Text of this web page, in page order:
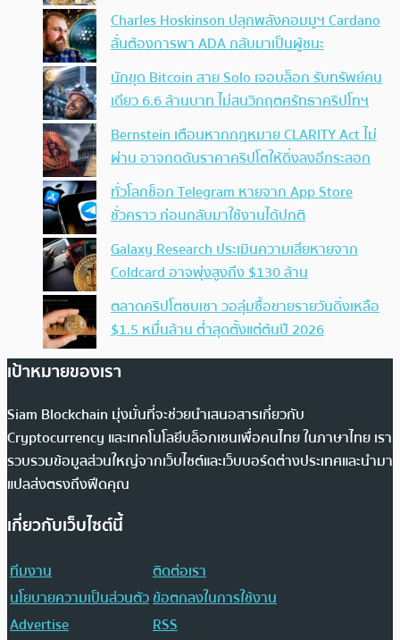
Charles Hoskinson ปลุกพลังคอมมูฯ Cardano
ลั่นต้องการพา ADA กลับมาเป็นผู้ชนะ
นักขุด Bitcoin สาย Solo เจอบล็อก รับทรัพย์คน
เดียว 6.6 ล้านบาท ไม่สนวิกฤตศรัทธาคริปโทฯ
Bernstein เตือนหากกฎหมาย CLARITY Act ไม่
ผ่าน อาจกดดันราคาคริปโตให้ดิ่งลงอีกระลอก
ทั่วโลกช็อก Telegram หายจาก App Store
ชั่วคราว ก่อนกลับมาใช้งานได้ปกติ
Galaxy Research ประเมินความเสียหายจาก
Coldcard อาจพุ่งสูงถึง $130 ล้าน
ตลาดคริปโตซบเซา วอลุ่มซื้อขายรายวันดิ่งเหลือ
$1.5 หมื่นล้าน ต่ำสุดตั้งแต่ต้นปี 2026
เป้าหมายของเรา
Siam Blockchain มุ่งมั่นที่จะช่วยนำเสนอสารเกี่ยวกับ
Cryptocurrency และเทคโนโลยีบล็อกเชนเพื่อคนไทย ในภาษาไทย เรา
รวบรวมข้อมูลส่วนใหญ่จากเว็บไซต์และเว็บบอร์ดต่างประเทศและนำมา
แปลส่งตรงถึงฟีดคุณ
เกี่ยวกับเว็บไซต์นี้
ทีมงาน
ติดต่อเรา
นโยบายความเป็นส่วนตัวข้อตกลงในการใช้งาน
Advertise
RSS